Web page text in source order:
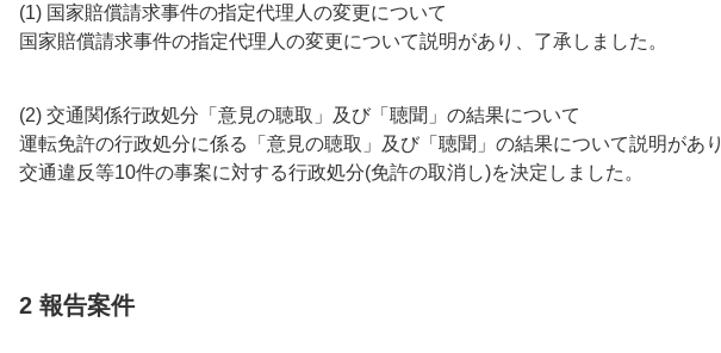
(1) 国家賠償請求事件の指定代理人の変更について
国家賠償請求事件の指定代理人の変更について説明があり、了承しました。
(2) 交通関係行政処分「意見の聴取」及び「聴聞」の結果について
運転免許の行政処分に係る「意見の聴取」及び「聴聞」の結果について説明があり
交通違反等10件の事案に対する行政処分(免許の取消し)を決定しました。
2 報告案件